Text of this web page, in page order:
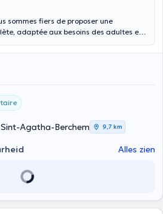
sommes fiers de proposer une
adaptée aux besoins des adultes et
visant à maintenir une excellente
Agatha-Berchem 9,7 km
Alles zien